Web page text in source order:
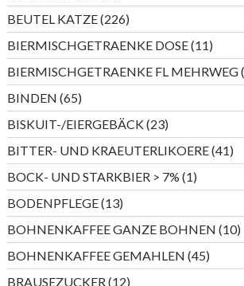
Produkte
BEUTEL KATZE 226226
Produkte
BIERMISCHGETRAENKE DOSE 1111
BIERMISCHGETRAENKE FL MEHRWEG
BINDEN 6565
Produkte
BISKUIT-/EIERGEBÄCK 2323
Produkte
BITTER- UND KRAEUTERLIKOERE 4141
BOCK- UND STARKBIER > 7% 11
Produkt
BODENPFLEGE 1313
Produkte
BOHNENKAFFEE GANZE BOHNEN 1010
BOHNENKAFFEE GEMAHLEN 4545
BRAUSEZUCKER 1212